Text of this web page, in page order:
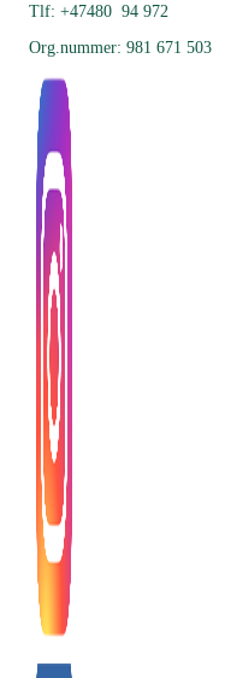
Tlf: +47480 94 972
Org.nummer: 981 671 503